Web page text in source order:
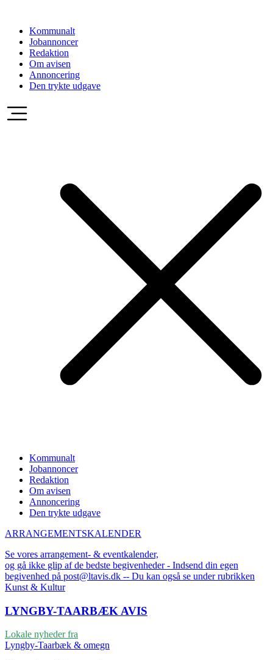
indholdKommunalt
Jobannoncer
Redaktion
Om avisen
Annoncering
Den trykte udgave
Kommunalt
Jobannoncer
Redaktion
Om avisen
Annoncering
Den trykte udgave
ARRANGEMENTSKALENDER
Se vores arrangement- & eventkalender,
og gå ikke glip af de bedste begivenheder - Indsend din egen
begivenhed på post@ltavis.dk -- Du kan også se under rubrikken
Kunst & Kultur
LYNGBY-TAARBÆK AVIS
Lokale nyheder fra
Lyngby-Taarbæk & omegn